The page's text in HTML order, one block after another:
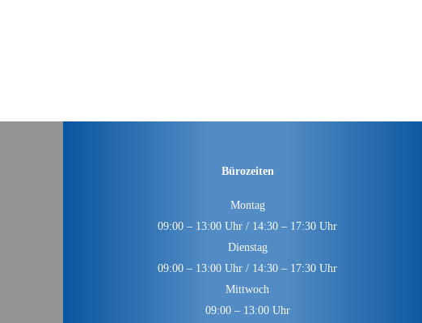
Bürozeiten
Montag
09:00 – 13:00 Uhr / 14:30 – 17:30 Uhr
Dienstag
09:00 – 13:00 Uhr / 14:30 – 17:30 Uhr
Mittwoch
09:00 – 13:00 Uhr